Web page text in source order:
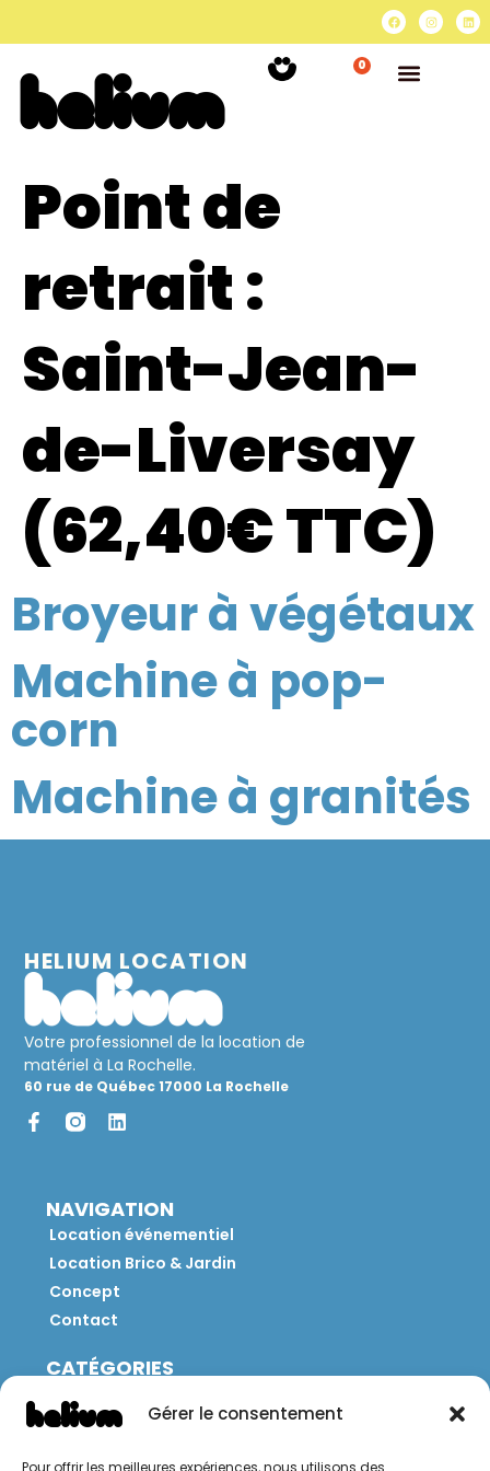
Gérer le consentement
Pour offrir les meilleures expériences, nous utilisons des
0
Point de
retrait :
Saint-Jean-
de-Liversay
(62,40€ TTC)
Broyeur à végétaux
Machine à pop-
corn
Machine à granités
HELIUM LOCATION
Votre professionnel de la location de
matériel à La Rochelle.
60 rue de Québec 17000 La Rochelle
NAVIGATION
Location événementiel
Location Brico & Jardin
Concept
Contact
CATÉGORIES
Mobilier